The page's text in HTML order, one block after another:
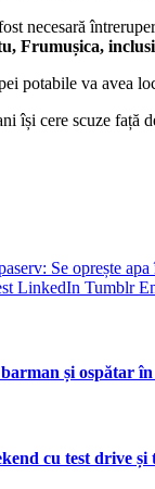
necesară
Frumușica,
potabile va avea
își cere scuze față
Se oprește
LinkedIn Tumblr
și ospătar
cu test drive